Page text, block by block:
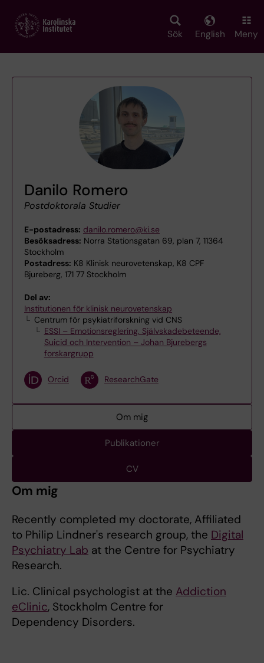
main
Sök English Meny
Danilo Romero
Postdoktorala Studier
E-postadress: danilo.romero@ki.se
Besöksadress: Norra Stationsgatan 69, plan 7, 11364
Stockholm
Postadress: K8 Klinisk neurovetenskap, K8 CPF
Bjureberg, 171 77 Stockholm
Del av:
Institutionen för klinisk neurovetenskap
Centrum för psykiatriforskning vid CNS
ESSI – Emotionsreglering, Självskadebeteende,
Suicid och Intervention – Johan Bjurebergs
forskargrupp
Orcid ResearchGate
Om mig
Publikationer
CV
Om mig
Recently completed my doctorate, Affiliated
to Philip Lindner's research group, the Digital
Psychiatry Lab at the Centre for Psychiatry
Research.
Lic. Clinical psychologist at the Addiction
eClinic, Stockholm Centre for
Dependency Disorders.